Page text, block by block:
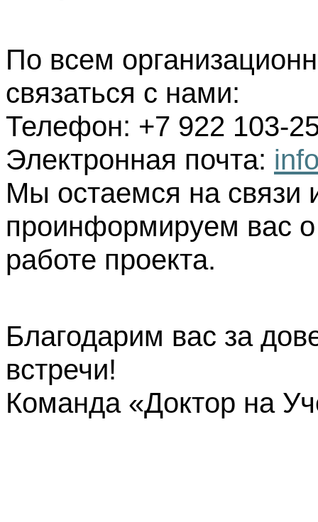
По всем
связаться с нами:
Телефон: +7 922 103-
Электронная почта:
Мы остаемся на связи
проинформируем вас
работе проекта.
Благодарим вас за
встречи!
Команда «Доктор на